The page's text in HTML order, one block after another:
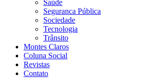
Saúde
Seguranca Pública
Sociedade
Tecnologia
Trânsito
Montes Claros
Coluna Social
Revistas
Contato